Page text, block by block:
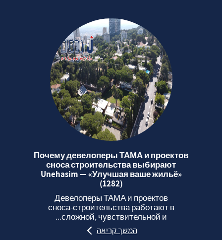
Почему девелоперы ТАМА и проектов
сноса строительства выбирают
Unehasim — «Улучшая ваше жильё»
(1282)
Девелоперы ТАМА и проектов
сноса‑строительства работают в
сложной, чувствительной и...
המשך קריאה